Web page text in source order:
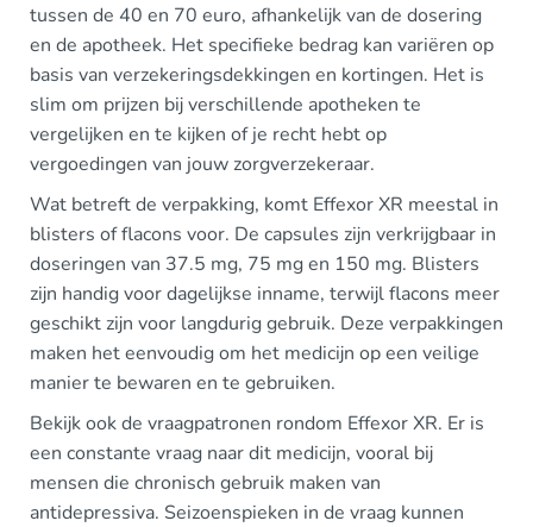
tussen de 40 en 70 euro, afhankelijk van de dosering
en de apotheek. Het specifieke bedrag kan variëren op
basis van verzekeringsdekkingen en kortingen. Het is
slim om prijzen bij verschillende apotheken te
vergelijken en te kijken of je recht hebt op
vergoedingen van jouw zorgverzekeraar.
Wat betreft de verpakking, komt Effexor XR meestal in
blisters of flacons voor. De capsules zijn verkrijgbaar in
doseringen van 37.5 mg, 75 mg en 150 mg. Blisters
zijn handig voor dagelijkse inname, terwijl flacons meer
geschikt zijn voor langdurig gebruik. Deze verpakkingen
maken het eenvoudig om het medicijn op een veilige
manier te bewaren en te gebruiken.
Bekijk ook de vraagpatronen rondom Effexor XR. Er is
een constante vraag naar dit medicijn, vooral bij
mensen die chronisch gebruik maken van
antidepressiva. Seizoenspieken in de vraag kunnen